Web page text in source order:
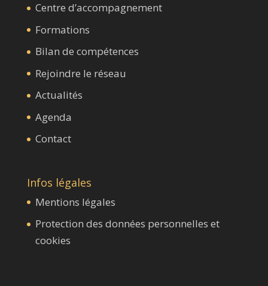
Centre d’accompagnement
Formations
Bilan de compétences
Rejoindre le réseau
Actualités
Agenda
Contact
Infos légales
Mentions légales
Protection des données personnelles et
cookies